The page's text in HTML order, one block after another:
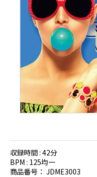
収録時間 : 42分
BPM : 125均一
商品番号： JDME3003